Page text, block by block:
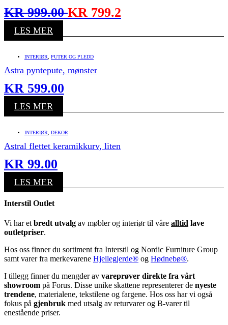
KR999.00KR 799.2
LES MER
INTERIØR PUTER OG PLEDD
Astra pyntepute, mønster
KR 599.00
LES MER
INTERIØR DEKOR
Astral flettet keramikkurv, liten
KR 99.00
LES MER
Interstil Outlet
Vi har et bredt utvalg av møbler og interiør til våre alltid lave
outletpriser.
Hos oss finner du sortiment fra Interstil og Nordic Furniture Group
samt varer fra merkevarene Hjellegjerde® og Hødnebø®.
I tillegg finner du mengder av vareprøver direkte fra vårt
showroom på Forus. Disse unike skattene representerer de nyeste
trendene, materialene, tekstilene og fargene. Hos oss har vi også
fokus på gjenbruk med utsalg av returvarer og B-varer til
enestående priser.